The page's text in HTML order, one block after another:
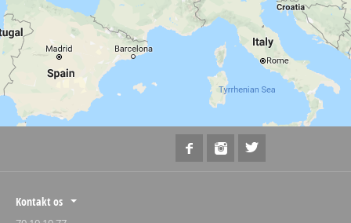
Kontakt os